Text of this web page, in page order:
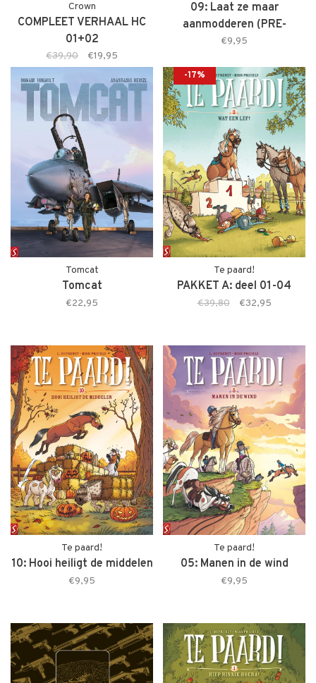
Crown
COMPLEET VERHAAL HC
01+02
€39,90 €19,95
09: Laat ze maar
aanmodderen (PRE-
ORDER)
€9,95
Tomcat
Tomcat
€22,95
-17%
Te paard!
PAKKET A: deel 01-04
€39,80 €32,95
Te paard!
10: Hooi heiligt de middelen
€9,95
Te paard!
05: Manen in de wind
€9,95